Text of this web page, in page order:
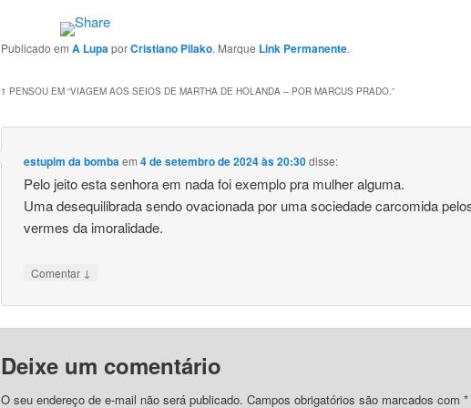
Publicado em A LupaporCristiano Pilako. Marque Link Permanente.
1 PENSOU EM “VIAGEM AOS SEIOS DE MARTHA DE HOLANDA – POR MARCUS PRADO.”
estupim da bombaem4 de setembro de 2024 às 20:30disse:
Pelo jeito esta senhora em nada foi exemplo pra mulher alguma.
Uma desequilibrada sendo ovacionada por uma sociedade carcomida
vermes da imoralidade.
Comentar ↓
Deixe um comentário
O seu endereço de e-mail não será publicado. Campos obrigatórios são marcados com *